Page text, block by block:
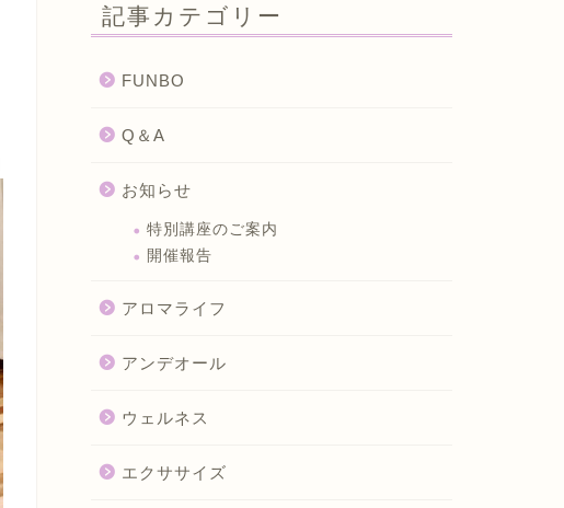
記事カテゴリー
FUNBO
Q＆A
お知らせ
特別講座のご案内
開催報告
アロマライフ
アンデオール
ウェルネス
エクササイズ